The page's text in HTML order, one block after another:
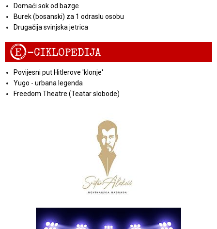
Domaći sok od bazge
Burek (bosanski) za 1 odraslu osobu
Drugačija svinjska jetrica
E-CIKLOPEDIJA
Povijesni put Hitlerove 'klonje'
Yugo - urbana legenda
Freedom Theatre (Teatar slobode)